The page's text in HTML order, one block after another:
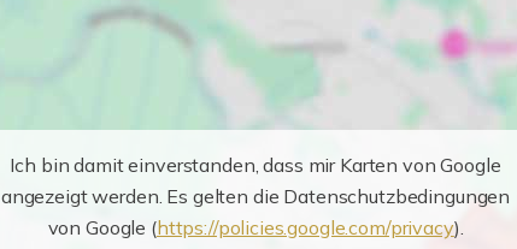
Ich bin damit einverstanden, dass mir Karten von Google
angezeigt werden. Es gelten die Datenschutzbedingungen
von Google (https://policies.google.com/privacy).